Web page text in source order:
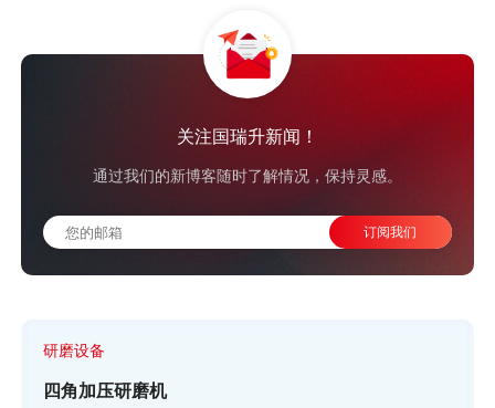
关注国瑞升新闻！
通过我们的新博客随时了解情况，保持灵感。
研磨设备
四角加压研磨机